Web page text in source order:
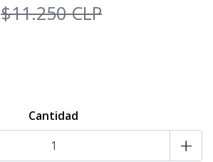
$11.250 CLP
Cantidad
+